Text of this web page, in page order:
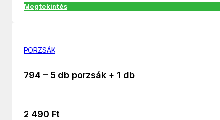
Megtekintés
PORZSÁK
794 – 5 db porzsák + 1 db
2 490 Ft